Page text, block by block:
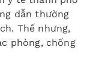
dẫn thường
Thế nhưng,
phòng, chống